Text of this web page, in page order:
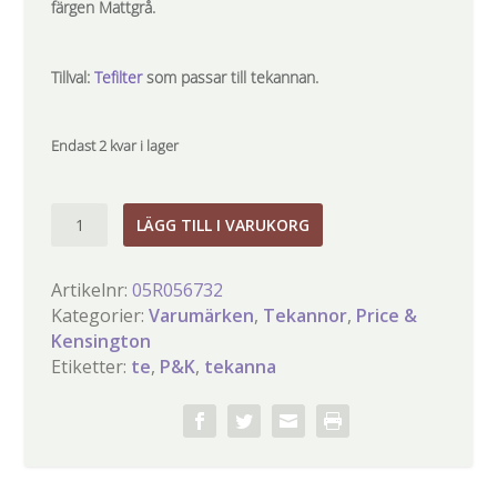
färgen Mattgrå.
Tillval:Tefiltersom passar till tekannan.
Endast 2 kvar i lager
P&K
1,1l
mängd
LÄGG TILL I VARUKORG
Artikelnr:05R056732
Kategorier:Varumärken, Tekannor, Price &
Kensington
Etiketter: te, P&K, tekanna